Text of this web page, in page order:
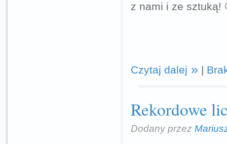
z nami i ze sztuką!
Czytaj dalej |
Rekordowe
Dodany przez